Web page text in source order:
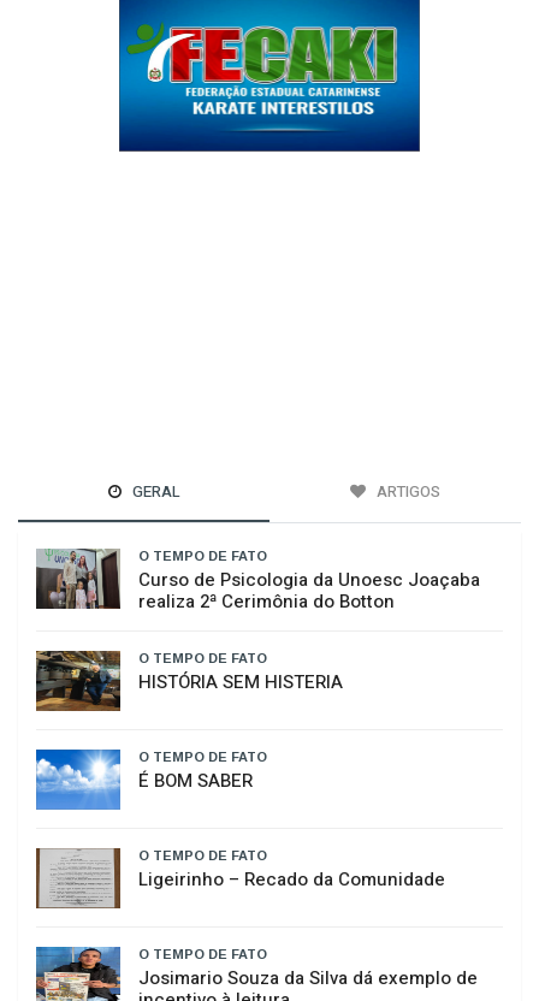
GERAL ARTIGOS
Curso de Psicologia da Unoesc Joaçaba
realiza 2ª Cerimônia do Botton
O TEMPO DE FATO
HISTÓRIA SEM HISTERIA
O TEMPO DE FATO
É BOM SABER
O TEMPO DE FATO
​Ligeirinho – Recado da Comunidade